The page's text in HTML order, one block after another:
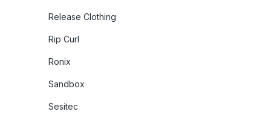
Release Clothing
Rip Curl
Ronix
Sandbox
Sesitec